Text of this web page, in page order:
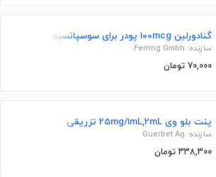
گنادورلین 100mcg پودر برای سوسپانسیون تزریقی
سازنده: Ferring Gmbh
70,000 تومان
پنت بلو وی 25mg/1mL,2mL تزریقی
سازنده: Guerbet Ag
338,300 تومان